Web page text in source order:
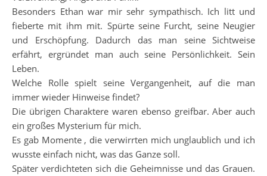
Besonders Ethan war mir sehr sympathisch. Ich litt und
fieberte mit ihm mit. Spürte seine Furcht, seine Neugier
und Erschöpfung. Dadurch das man seine Sichtweise
erfährt, ergründet man auch seine Persönlichkeit. Sein
Leben.
Welche Rolle spielt seine Vergangenheit, auf die man
immer wieder Hinweise findet?
Die übrigen Charaktere waren ebenso greifbar. Aber auch
ein großes Mysterium für mich.
Es gab Momente , die verwirrten mich unglaublich und ich
wusste einfach nicht, was das Ganze soll.
Später verdichteten sich die Geheimnisse und das Grauen.